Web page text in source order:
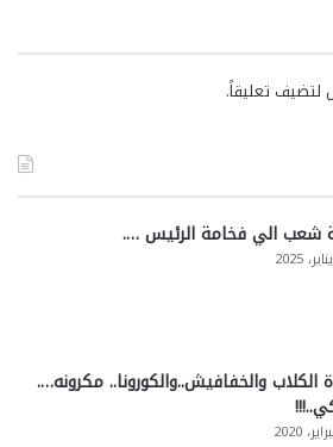
لتضيف تعليقاً.
شعب الي فخامة الرئيس ….
الكلاب والخفافيش..والكورونا.. مكرونه….